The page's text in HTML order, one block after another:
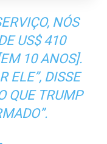
NÓS
US$ 410
10 ANOS].
ELE”, DISSE
QUE TRUMP